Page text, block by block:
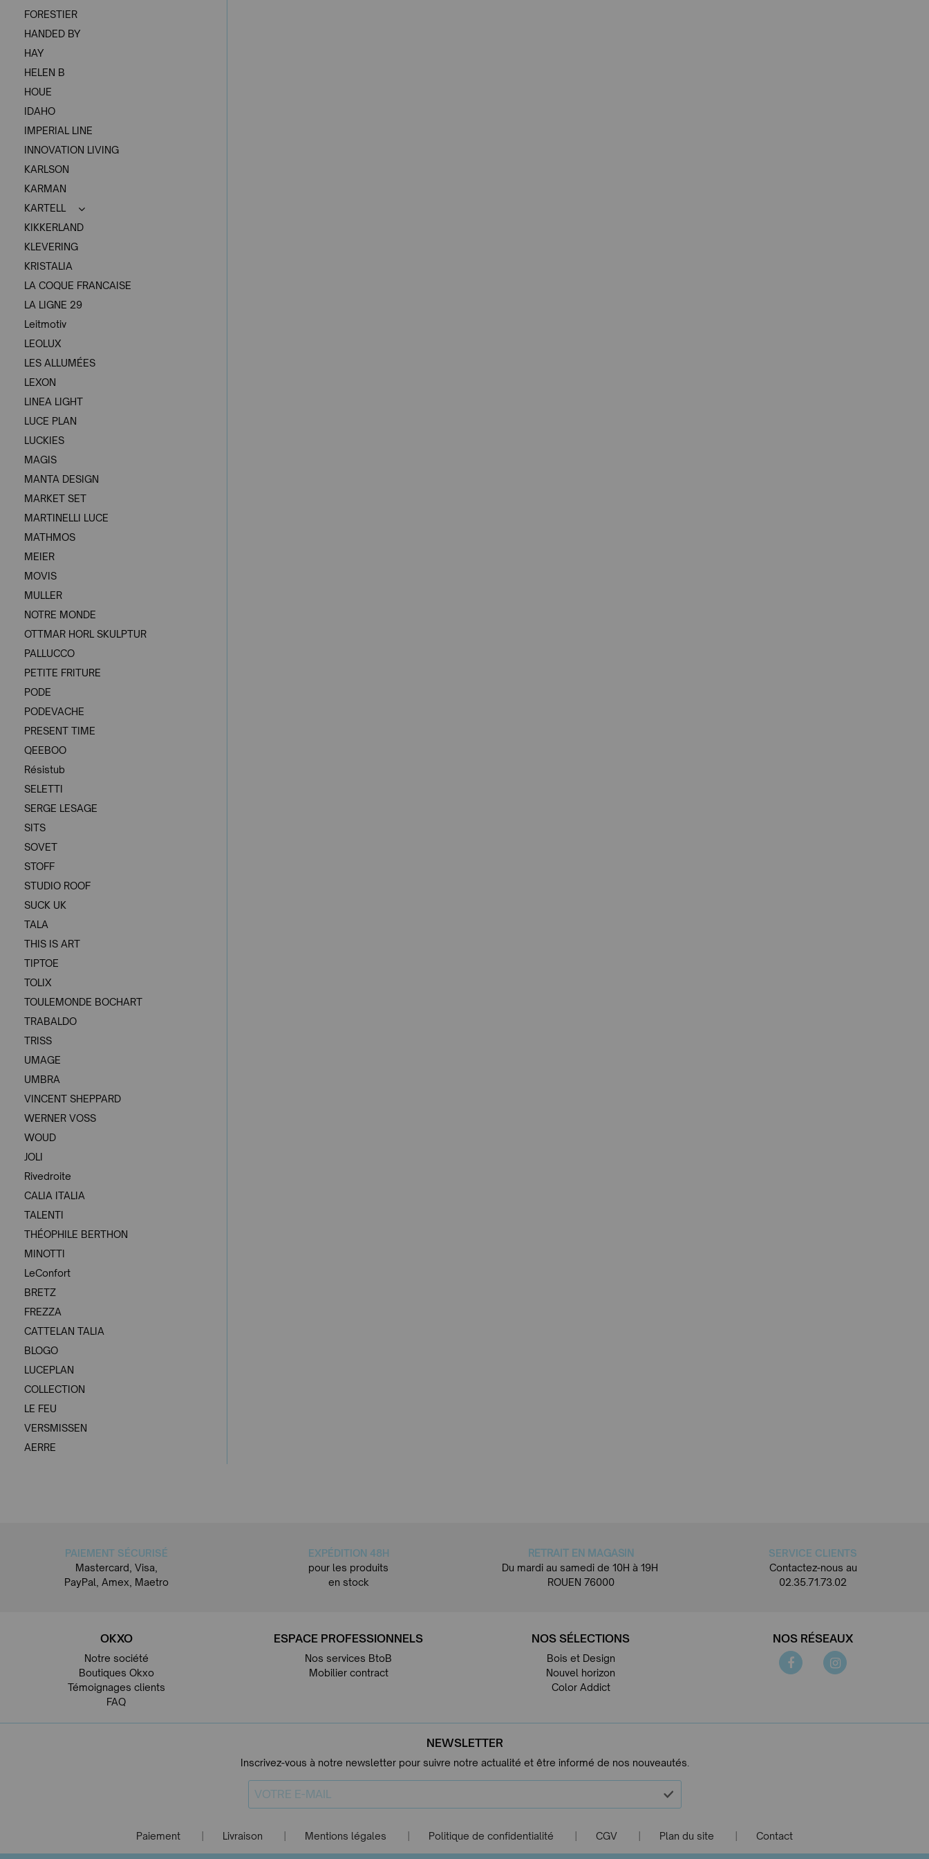
FORESTIER
HANDED BY
HAY
HELEN B
HOUE
IDAHO
IMPERIAL LINE
INNOVATION LIVING
KARLSON
KARMAN
KARTELL
KIKKERLAND
KLEVERING
KRISTALIA
LA COQUE FRANCAISE
LA LIGNE 29
Leitmotiv
LEOLUX
LES ALLUMÉES
LEXON
LINEA LIGHT
LUCE PLAN
LUCKIES
MAGIS
MANTA DESIGN
MARKET SET
MARTINELLI LUCE
MATHMOS
MEIER
MOVIS
MULLER
NOTRE MONDE
OTTMAR HORL SKULPTUR
PALLUCCO
PETITE FRITURE
PODE
PODEVACHE
PRESENT TIME
QEEBOO
Résistub
SELETTI
SERGE LESAGE
SITS
SOVET
STOFF
STUDIO ROOF
SUCK UK
TALA
THIS IS ART
TIPTOE
TOLIX
TOULEMONDE BOCHART
TRABALDO
TRISS
UMAGE
UMBRA
VINCENT SHEPPARD
WERNER VOSS
WOUD
JOLI
Rivedroite
CALIA ITALIA
TALENTI
THÉOPHILE BERTHON
MINOTTI
LeConfort
BRETZ
FREZZA
CATTELAN TALIA
BLOGO
LUCEPLAN
COLLECTION
LE FEU
VERSMISSEN
AERRE
PAIEMENT SÉCURISÉ
Mastercard, Visa,
PayPal, Amex, Maetro
EXPÉDITION 48H
pour les produits
en stock
RETRAIT EN MAGASIN
Du mardi au samedi de 10H à 19H
ROUEN 76000
SERVICE CLIENTS
Contactez-nous au
02.35.71.73.02
OKXO
Notre société
Boutiques Okxo
Témoignages clients
FAQ
ESPACE PROFESSIONNELS
Nos services BtoB
Mobilier contract
NOS SÉLECTIONS
Bois et Design
Nouvel horizon
Color Addict
NOS RÉSEAUX
NEWSLETTER
Inscrivez-vous à notre newsletter pour suivre notre actualité et être informé de nos nouveautés.
Paiement Livraison Mentions légales Politique de confidentialité CGV Plan du site Contact